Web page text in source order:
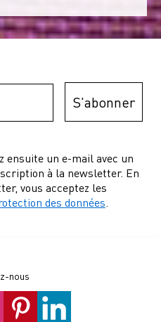
S'abonner
ensuite un e-mail avec un
à la newsletter. En
vous acceptez les
des données
nous